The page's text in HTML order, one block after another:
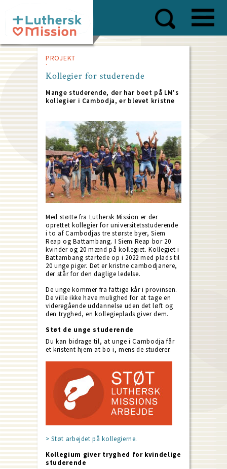
main
content
PROJEKT
Kollegier for studerende
Mange studerende, der har boet på LM's
kollegier i Cambodja, er blevet kristne
Med støtte fra Luthersk Mission er der
oprettet kollegier for universitetsstuderende
i to af Cambodjas tre største byer, Siem
Reap og Battambang. I Siem Reap bor 20
kvinder og 20 mænd på kollegiet. Kollegiet i
Battambang startede op i 2022 med plads til
20 unge piger. Det er kristne cambodjanere,
der står for den daglige ledelse.
De unge kommer fra fattige kår i provinsen.
De ville ikke have mulighed for at tage en
videregående uddannelse uden det løft og
den tryghed, en kollegieplads giver dem.
Støt de unge studerende
Du kan bidrage til, at unge i Cambodja får
et kristent hjem at bo i, mens de studerer.
> Støt arbejdet på kollegierne.
Kollegium giver tryghed for kvindelige
studerende